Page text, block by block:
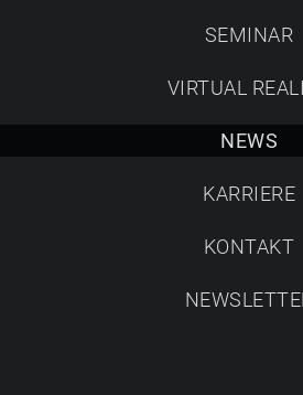
SEMINAR
VIRTUAL
NEWS
KARRIERE
KONTAKT